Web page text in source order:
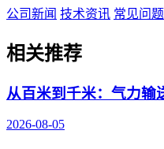
公司新闻 技术资讯 常见问题
相关推荐
从百米到千米：气力输
2026-08-05